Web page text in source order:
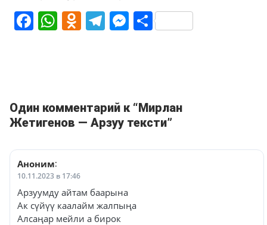
Facebook
WhatsApp
Odnoklassniki
Telegram
Messenger
Share
Один комментарий к “Мирлан
Жетигенов — Арзуу тексти”
Аноним:
10.11.2023 в 17:46
Арзуумду айтам баарына
Ак сүйүү каалайм жалпыңа
Алсаңар мейли а бирок